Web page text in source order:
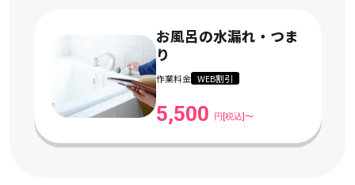
お風呂の水漏れ・つま
り
作業料金 WEB割引
5,500 円[税込]〜